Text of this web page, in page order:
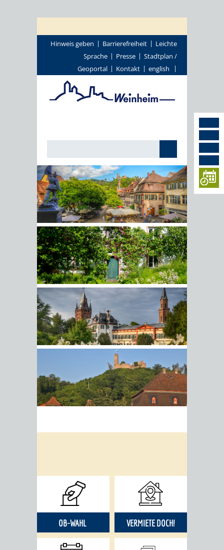
Hinweis geben Barrierefreiheit
Leichte
Sprache
Presse
Stadtplan /
Geoportal
Kontakt english
OB-WAHL VERMIETE DOCH!